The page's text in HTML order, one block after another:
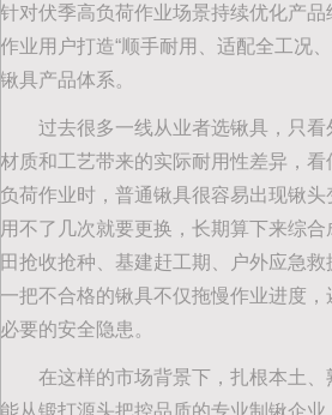
针对伏季高负荷作业场景持续优化产
作业用户打造“顺手耐用、适配全工况
锹具产品体系。
过去很多一线从业者选锹具，只
材质和工艺带来的实际耐用性差异，
负荷作业时，普通锹具很容易出现锹头
用不了几次就要更换，长期算下来综
田抢收抢种、基建赶工期、户外应急救
一把不合格的锹具不仅拖慢作业进度
必要的安全隐患。
在这样的市场背景下，扎根本土、
能从锻打源头把控品质的专业制锹企